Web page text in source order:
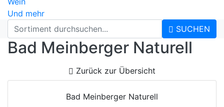
Und mehr
SUCHEN
Bad Meinberger Naturell
Zurück zur Übersicht
Bad Meinberger Naturell